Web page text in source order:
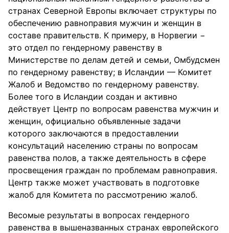
странах Северной Европы включает структуры по
обеспечению равноправия мужчин и женщин в
составе правительств. К примеру, в Норвегии −
это отдел по гендерному равенству в
Министерстве по делам детей и семьи, Омбудсмен
по гендерному равенству; в Исландии — Комитет
Жалоб и Ведомство по гендерному равенству.
Более того в Исландии создан и активно
действует Центр по вопросам равенства мужчин и
женщин, официально объявленные задачи
которого заключаются в предоставлении
консультаций населению страны по вопросам
равенства полов, а также деятельность в сфере
просвещения граждан по проблемам равноправия.
Центр также может участвовать в подготовке
жалоб для Комитета по рассмотрению жалоб.
Весомые результаты в вопросах гендерного
равенства в вышеназванных странах европейского